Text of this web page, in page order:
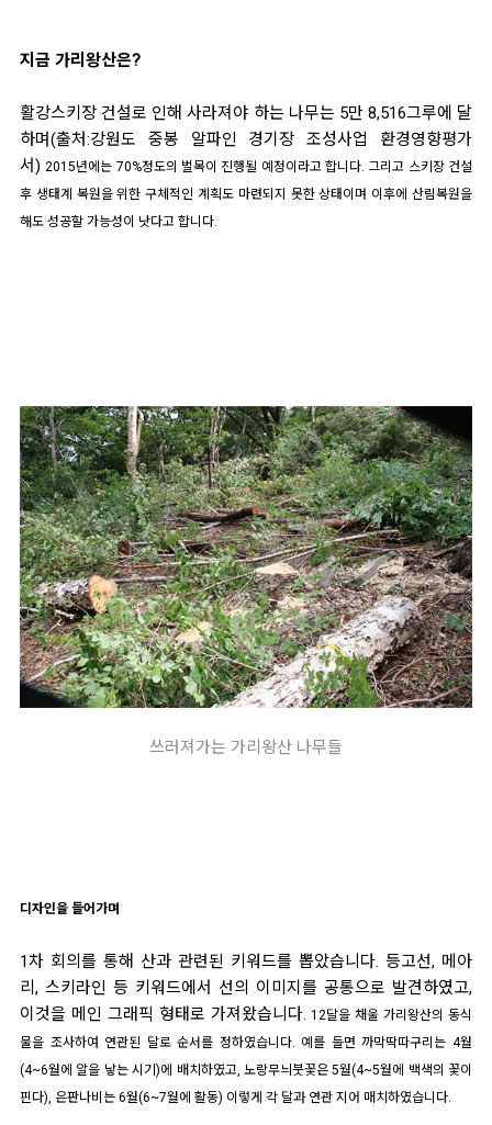
지금 가리왕산은?
활강스키장 건설로 인해 사라져야 하는 나무는 5만 8,516그루에 달
하며(출처:강원도 중봉 알파인 경기장 조성사업 환경영향평가
서)2015년에는 70%정도의 벌목이 진행될 예정이라고 합니다. 그리고 스키장 건설
후 생태계 복원을 위한 구체적인 계획도 마련되지 못한 상태이며 이후에 산림복원을
해도 성공할 가능성이 낫다고 합니다.
쓰러져 가는 가리왕산 나무들
디자인을 들어가며
1차 회의를 통해 산과 관련된 키워드를 뽑았습니다. 등고선, 메아
리, 스키라인 등 키워드에서 선의 이미지를 공통으로 발견하였고,
이것을 메인 그래픽 형태로 가져왔습니다.12달을 채울 가리왕산의 동식
물을 조사하여 연관된 달로 순서를 정하였습니다. 예를 들면 까막딱따구리는 4월
(4~6월에 알을 낳는 시기)에 배치하였고, 노랑무늬붓꽃은 5월(4~5월에 백색의 꽃이
핀다), 은판나비는 6월(6~7월에 활동) 이렇게 각 달과 연관 지어 매치하였습니다.